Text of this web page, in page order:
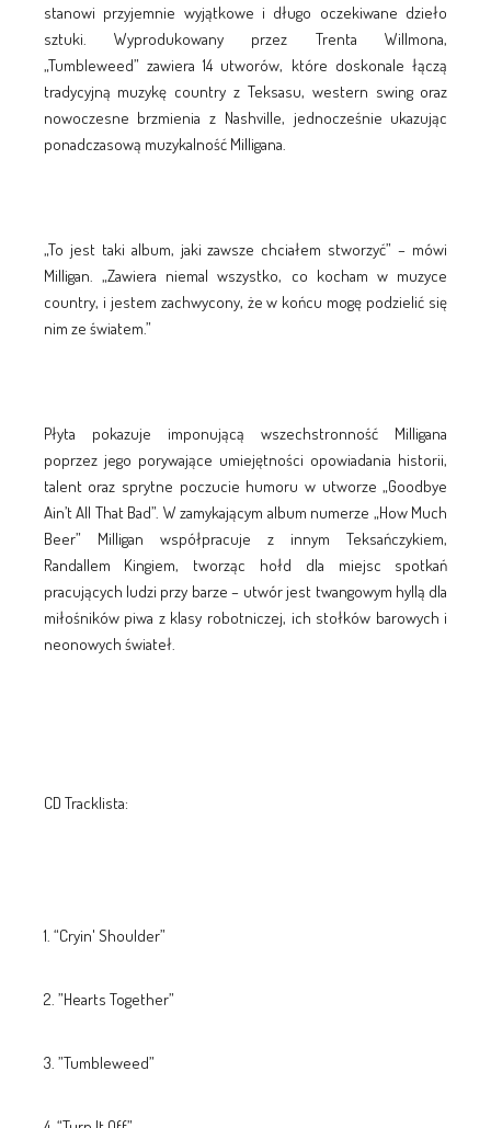
stanowi przyjemnie wyjątkowe i długo oczekiwane dzieło
sztuki. Wyprodukowany przez Trenta Willmona,
„Tumbleweed” zawiera 14 utworów, które doskonale łączą
tradycyjną muzykę country z Teksasu, western swing oraz
nowoczesne brzmienia z Nashville, jednocześnie ukazując
ponadczasową muzykalność Milligana.
„To jest taki album, jaki zawsze chciałem stworzyć” – mówi
Milligan. „Zawiera niemal wszystko, co kocham w muzyce
country, i jestem zachwycony, że w końcu mogę podzielić się
nim ze światem.”
Płyta pokazuje imponującą wszechstronność Milligana
poprzez jego porywające umiejętności opowiadania historii,
talent oraz sprytne poczucie humoru w utworze „Goodbye
Ain’t All That Bad”. W zamykającym album numerze „How Much
Beer” Milligan współpracuje z innym Teksańczykiem,
Randallem Kingiem, tworząc hołd dla miejsc spotkań
pracujących ludzi przy barze – utwór jest twangowym hyllą dla
miłośników piwa z klasy robotniczej, ich stołków barowych i
neonowych świateł.
CD Tracklista:
“ Cryin' Shoulder”
”Hearts Together”
”Tumbleweed”